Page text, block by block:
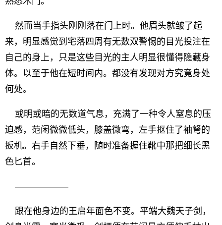
然而当手指头刚刚落在门上时。他眉头就皱了起
来，明显感觉到宅落四周有无数双警惕的目光投注在
自己的身上，只是这些目光的主人明显很懂得隐藏身
体。以至于他在短时间内。都没有发现对方究竟身处
何处。
或明或暗的无数道气息，充满了一种令人窒息的压
迫感，范闲微微低头，膝盖微弯，左手抠住了袖弩的
扳机。右手自然下垂，随时准备握住靴中那把细长黑
色匕首。
——————
跟在他身边的王启年面色不变。平端大魏天子剑，